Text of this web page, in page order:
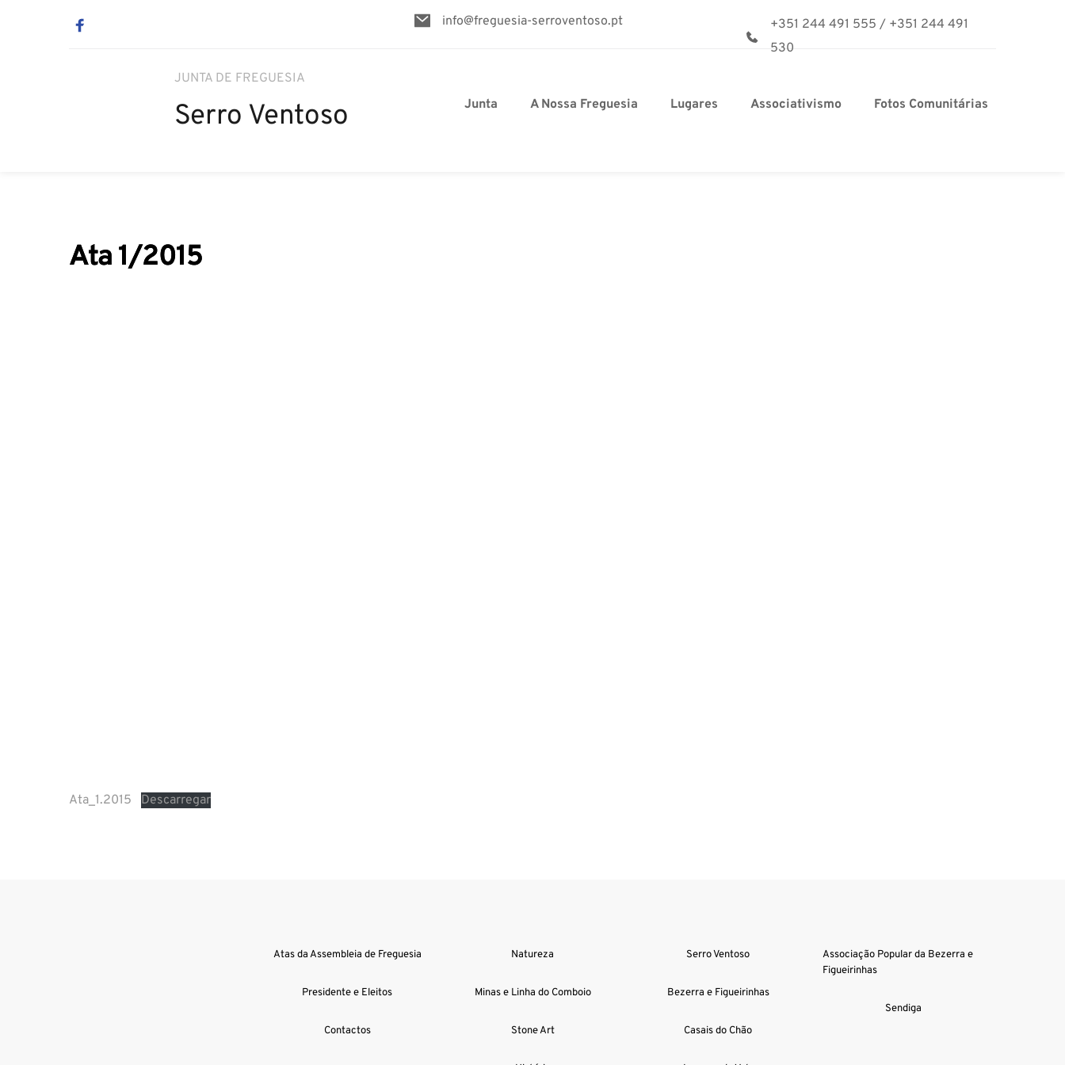
info@freguesia-serroventoso.pt +351 244 491 555 / +351 244 491
530
JUNTA DE FREGUESIA
Serro Ventoso Junta A Nossa Freguesia Lugares Associativismo Fotos Comunitárias
Ata 1/2015
Ata_1.2015 Descarregar
Atas da Assembleia de Freguesia
Presidente e Eleitos
Contactos
Natureza
Minas e Linha do Comboio
Stone Art
Serro Ventoso
Bezerra e Figueirinhas
Casais do Chão
Associação Popular da Bezerra e
Figueirinhas
Sendiga